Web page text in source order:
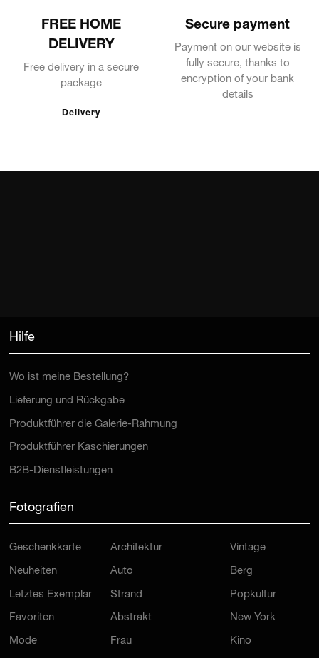
FREE HOME
DELIVERY
Free delivery in a secure
package
Delivery
Secure payment
Payment on our website is
fully secure, thanks to
encryption of your bank
details
Hilfe
Wo ist meine Bestellung?
Lieferung und Rückgabe
Produktführer die Galerie-Rahmung
Produktführer Kaschierungen
B2B-Dienstleistungen
Fotografien
Geschenkkarte
Neuheiten
Letztes Exemplar
Favoriten
Mode
Architektur
Auto
Strand
Abstrakt
Frau
Vintage
Berg
Popkultur
New York
Kino